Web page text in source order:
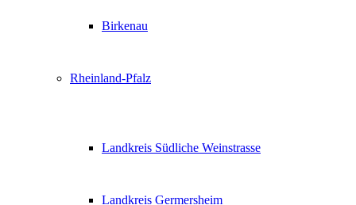
Birkenau
Rheinland-Pfalz
Landkreis Südliche Weinstrasse
Landkreis Germersheim